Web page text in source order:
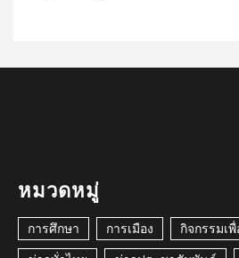
หมวดหมู่
การศึกษา การเมือง กิจกรรมเ